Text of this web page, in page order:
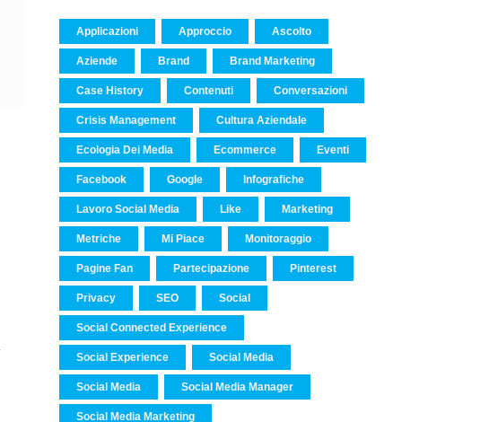
Applicazioni Approccio Ascolto
Aziende Brand Brand Marketing
Case History Contenuti Conversazioni
Crisis Management Cultura Aziendale
Ecologia Dei Media Ecommerce Eventi
Facebook Google Infografiche
Lavoro Social Media Like Marketing
Metriche Mi Piace Monitoraggio
Pagine Fan Partecipazione Pinterest
Privacy SEO Social
Social Connected Experience
Social Experience Social Media
Social Media Social Media Manager
Social Media Marketing